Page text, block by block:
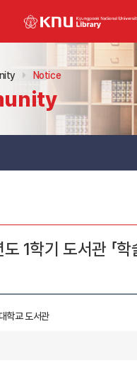
Notice
1학기 도서관 「학
학교 도서관